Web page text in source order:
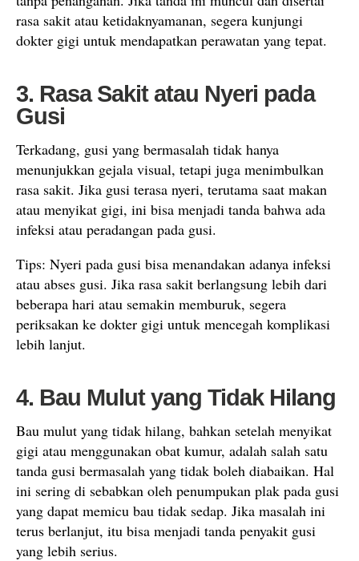
rasa sakit atau ketidaknyamanan, segera kunjungi
dokter gigi untuk mendapatkan perawatan yang tepat.
3. Rasa Sakit atau Nyeri pada
Gusi
Terkadang, gusi yang bermasalah tidak hanya
menunjukkan gejala visual, tetapi juga menimbulkan
rasa sakit. Jika gusi terasa nyeri, terutama saat makan
atau menyikat gigi, ini bisa menjadi tanda bahwa ada
infeksi atau peradangan pada gusi.
Tips: Nyeri pada gusi bisa menandakan adanya infeksi
atau abses gusi. Jika rasa sakit berlangsung lebih dari
beberapa hari atau semakin memburuk, segera
periksakan ke dokter gigi untuk mencegah komplikasi
lebih lanjut.
4. Bau Mulut yang Tidak Hilang
Bau mulut yang tidak hilang, bahkan setelah menyikat
gigi atau menggunakan obat kumur, adalah salah satu
tanda gusi bermasalah yang tidak boleh diabaikan. Hal
ini sering di sebabkan oleh penumpukan plak pada gusi
yang dapat memicu bau tidak sedap. Jika masalah ini
terus berlanjut, itu bisa menjadi tanda penyakit gusi
yang lebih serius.